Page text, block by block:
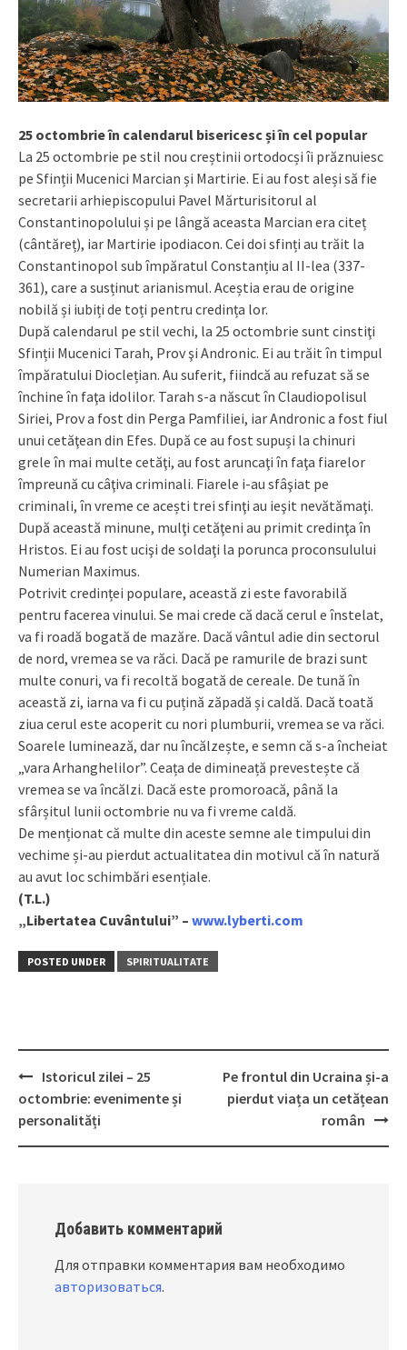
25 octombrie în calendarul bisericesc și în cel popular
La 25 octombrie pe stil nou creștinii ortodocși îi prăznuiesc
pe Sfinții Mucenici Marcian și Martirie. Ei au fost aleși să fie
secretarii arhiepiscopului Pavel Mărturisitorul al
Constantinopolului și pe lângă aceasta Marcian era citeț
(cântăreț), iar Martirie ipodiacon. Cei doi sfinți au trăit la
Constantinopol sub împăratul Constanțiu al II-lea (337-
361), care a susținut arianismul. Aceștia erau de origine
nobilă și iubiți de toți pentru credința lor.
După calendarul pe stil vechi, la 25 octombrie sunt cinstiţi
Sfinții Mucenici Tarah, Prov şi Andronic. Ei au trăit în timpul
împăratului Dioclețian. Au suferit, fiindcă au refuzat să se
închine în faţa idolilor. Tarah s-a născut în Claudiopolisul
Siriei, Prov a fost din Perga Pamfiliei, iar Andronic a fost fiul
unui cetăţean din Efes. După ce au fost supuși la chinuri
grele în mai multe cetăţi, au fost aruncaţi în faţa fiarelor
împreună cu câţiva criminali. Fiarele i-au sfâşiat pe
criminali, în vreme ce acești trei sfinţi au ieşit nevătămaţi.
După această minune, mulţi cetăţeni au primit credinţa în
Hristos. Ei au fost ucişi de soldaţi la porunca proconsulului
Numerian Maximus.
Potrivit credinței populare, această zi este favorabilă
pentru facerea vinului. Se mai crede că dacă cerul e înstelat,
va fi roadă bogată de mazăre. Dacă vântul adie din sectorul
de nord, vremea se va răci. Dacă pe ramurile de brazi sunt
multe conuri, va fi recoltă bogată de cereale. De tună în
această zi, iarna va fi cu puțină zăpadă și caldă. Dacă toată
ziua cerul este acoperit cu nori plumburii, vremea se va răci.
Soarele luminează, dar nu încălzește, e semn că s-a încheiat
„vara Arhanghelilor”. Ceața de dimineață prevestește că
vremea se va încălzi. Dacă este promoroacă, până la
sfârșitul lunii octombrie nu va fi vreme caldă.
De menționat că multe din aceste semne ale timpului din
vechime și-au pierdut actualitatea din motivul că în natură
au avut loc schimbări esențiale.
(T.L.)
„Libertatea Cuvântului” – www.lyberti.com
POSTED UNDER SPIRITUALITATE
Post
navigation
Istoricul zilei – 25
octombrie: evenimente și
personalități
Pe frontul din Ucraina și-a
pierdut viața un cetățean
român
Добавить комментарий
Для отправки комментария вам необходимо
авторизоваться.